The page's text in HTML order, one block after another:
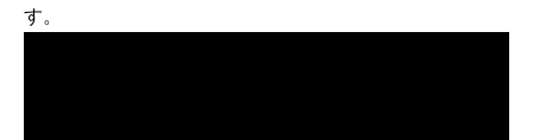
す。